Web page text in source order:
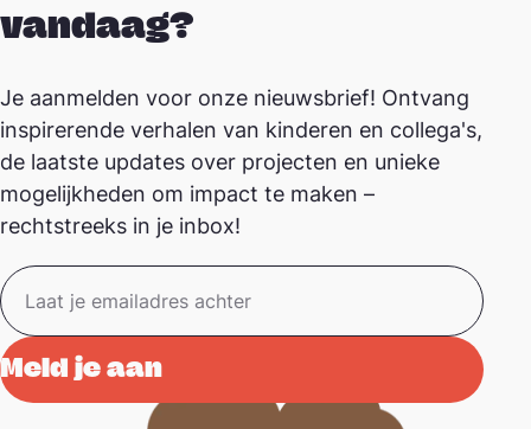
vandaag?
Je aanmelden voor onze nieuwsbrief! Ontvang
inspirerende verhalen van kinderen en collega's,
de laatste updates over projecten en unieke
mogelijkheden om impact te maken –
rechtstreeks in je inbox!